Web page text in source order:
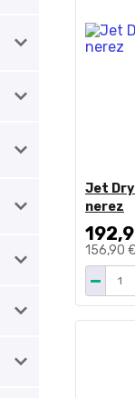
Jet
nerez
156,90